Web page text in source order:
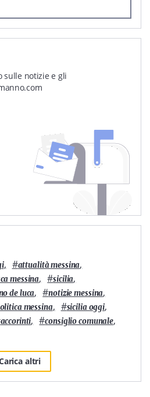
sulle notizie e gli
, #attualità messina,
messina, #sicilia,
de luca, #notizie messina,
messina, #sicilia oggi,
accorinti, #consiglio comunale,
altri